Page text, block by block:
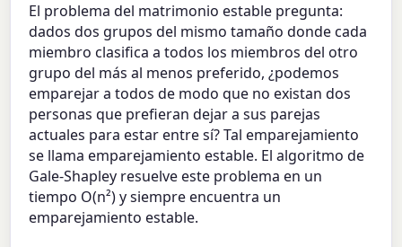
El problema del matrimonio estable pregunta:
dados dos grupos del mismo tamaño donde cada
miembro clasifica a todos los miembros del otro
grupo del más al menos preferido, ¿podemos
emparejar a todos de modo que no existan dos
personas que prefieran dejar a sus parejas
actuales para estar entre sí? Tal emparejamiento
se llama emparejamiento estable. El algoritmo de
Gale-Shapley resuelve este problema en un
tiempo O(n²) y siempre encuentra un
emparejamiento estable.